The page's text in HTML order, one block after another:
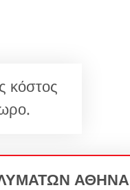
κόστος
ΑΘΗΝΑ